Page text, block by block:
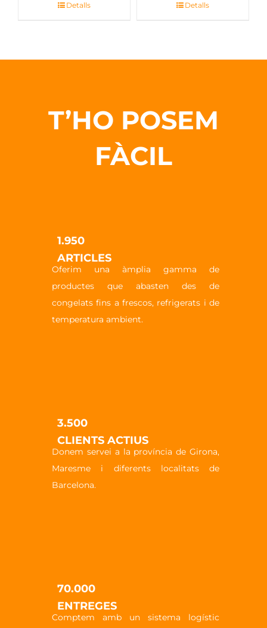
Detalls Detalls
T’HO POSEM
FÀCIL
1.950
ARTICLES
Oferim una àmplia gamma de
productes que abasten des de
congelats fins a frescos, refrigerats i de
temperatura ambient.
3.500
CLIENTS ACTIUS
Donem servei a la província de Girona,
Maresme i diferents localitats de
Barcelona.
70.000
ENTREGES
Comptem amb un sistema logístic